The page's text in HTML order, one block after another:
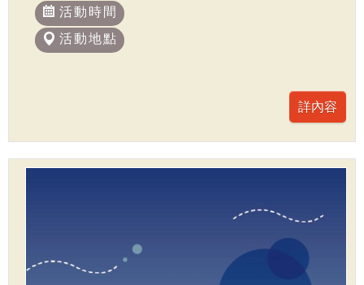
活動時間
活動地點